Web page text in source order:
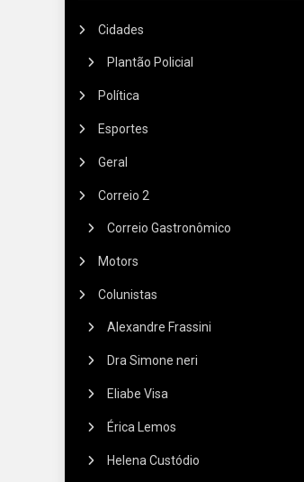
Cidades
Plantão Policial
Política
Esportes
Geral
Correio 2
Correio Gastronômico
Motors
Colunistas
Alexandre Frassini
Dra Simone neri
Eliabe Visa
Érica Lemos
Helena Custódio